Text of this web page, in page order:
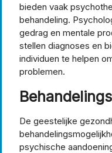
bieden vaak
behandeling.
gedrag en mentale
stellen diagnoses en
individuen te helpen
problemen.
De geestelijke
psychische